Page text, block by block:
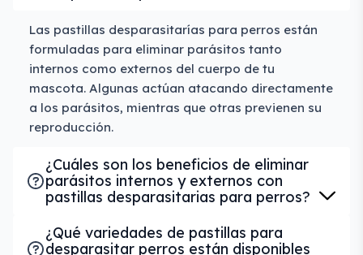
Las pastillas desparasitarías para perros están
formuladas para eliminar parásitos tanto
internos como externos del cuerpo de tu
mascota. Algunas actúan atacando directamente
a los parásitos, mientras que otras previenen su
reproducción.
¿Cuáles son los beneficios de eliminar
parásitos internos y externos con
pastillas desparasitarias para perros?
¿Qué variedades de pastillas para
desparasitar perros están disponibles